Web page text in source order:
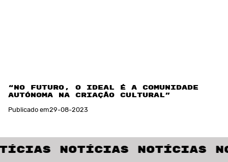
“No futuro, o ideal é a comunidade ser
autónoma na criação cultural”
Publicado em29-08-2023
Notícias Notícias